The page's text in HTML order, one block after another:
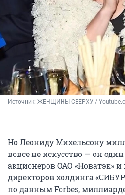
Источник: ЖЕНЩИНЫ СВЕРХУ /
Но Леониду Михельсону
вовсе не искусство — он
акционеров ОАО «Новатэк» и
директоров холдинга
по данным Forbes,